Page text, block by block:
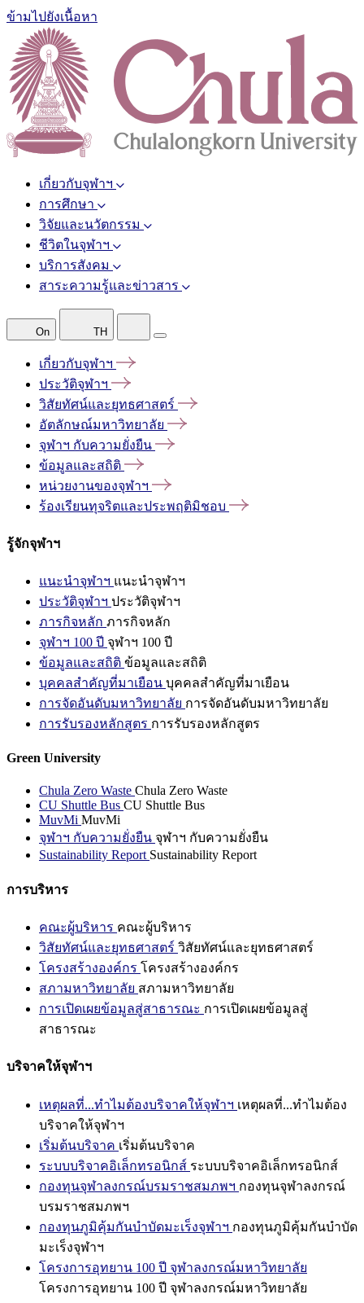
ข้ามไปยังเนื้อหา
เกี่ยวกับจุฬาฯ
การศึกษา
วิจัยและนวัตกรรม
ชีวิตในจุฬาฯ
บริการสังคม
สาระความรู้และข่าวสาร
On TH
เกี่ยวกับจุฬาฯ
ประวัติจุฬาฯ
วิสัยทัศน์และยุทธศาสตร์
อัตลักษณ์มหาวิทยาลัย
จุฬาฯ กับความยั่งยืน
ข้อมูลและสถิติ
หน่วยงานของจุฬาฯ
ร้องเรียนทุจริตและประพฤติมิชอบ
รู้จักจุฬาฯ
แนะนำจุฬาฯ แนะนำจุฬาฯ
ประวัติจุฬาฯ ประวัติจุฬาฯ
ภารกิจหลัก ภารกิจหลัก
จุฬาฯ 100 ปี จุฬาฯ 100 ปี
ข้อมูลและสถิติ ข้อมูลและสถิติ
บุคคลสำคัญที่มาเยือน บุคคลสำคัญที่มาเยือน
การจัดอันดับมหาวิทยาลัย การจัดอันดับมหาวิทยาลัย
การรับรองหลักสูตร การรับรองหลักสูตร
Green University
Chula Zero Waste Chula Zero Waste
CU Shuttle Bus CU Shuttle Bus
MuvMi MuvMi
จุฬาฯ กับความยั่งยืน จุฬาฯ กับความยั่งยืน
Sustainability Report Sustainability Report
การบริหาร
คณะผู้บริหาร คณะผู้บริหาร
วิสัยทัศน์และยุทธศาสตร์ วิสัยทัศน์และยุทธศาสตร์
โครงสร้างองค์กร โครงสร้างองค์กร
สภามหาวิทยาลัย สภามหาวิทยาลัย
การเปิดเผยข้อมูลสู่สาธารณะ การเปิดเผยข้อมูลสู่
สาธารณะ
บริจาคให้จุฬาฯ
เหตุผลที่...ทำไมต้องบริจาคให้จุฬาฯ เหตุผลที่...ทำไมต้อง
บริจาคให้จุฬาฯ
เริ่มต้นบริจาค เริ่มต้นบริจาค
ระบบบริจาคอิเล็กทรอนิกส์ ระบบบริจาคอิเล็กทรอนิกส์
กองทุนจุฬาลงกรณ์บรมราชสมภพฯ กองทุนจุฬาลงกรณ์
บรมราชสมภพฯ
กองทุนภูมิคุ้มกันบำบัดมะเร็งจุฬาฯ กองทุนภูมิคุ้มกันบำบัด
มะเร็งจุฬาฯ
โครงการอุทยาน 100 ปี จุฬาลงกรณ์มหาวิทยาลัย
โครงการอุทยาน 100 ปี จุฬาลงกรณ์มหาวิทยาลัย